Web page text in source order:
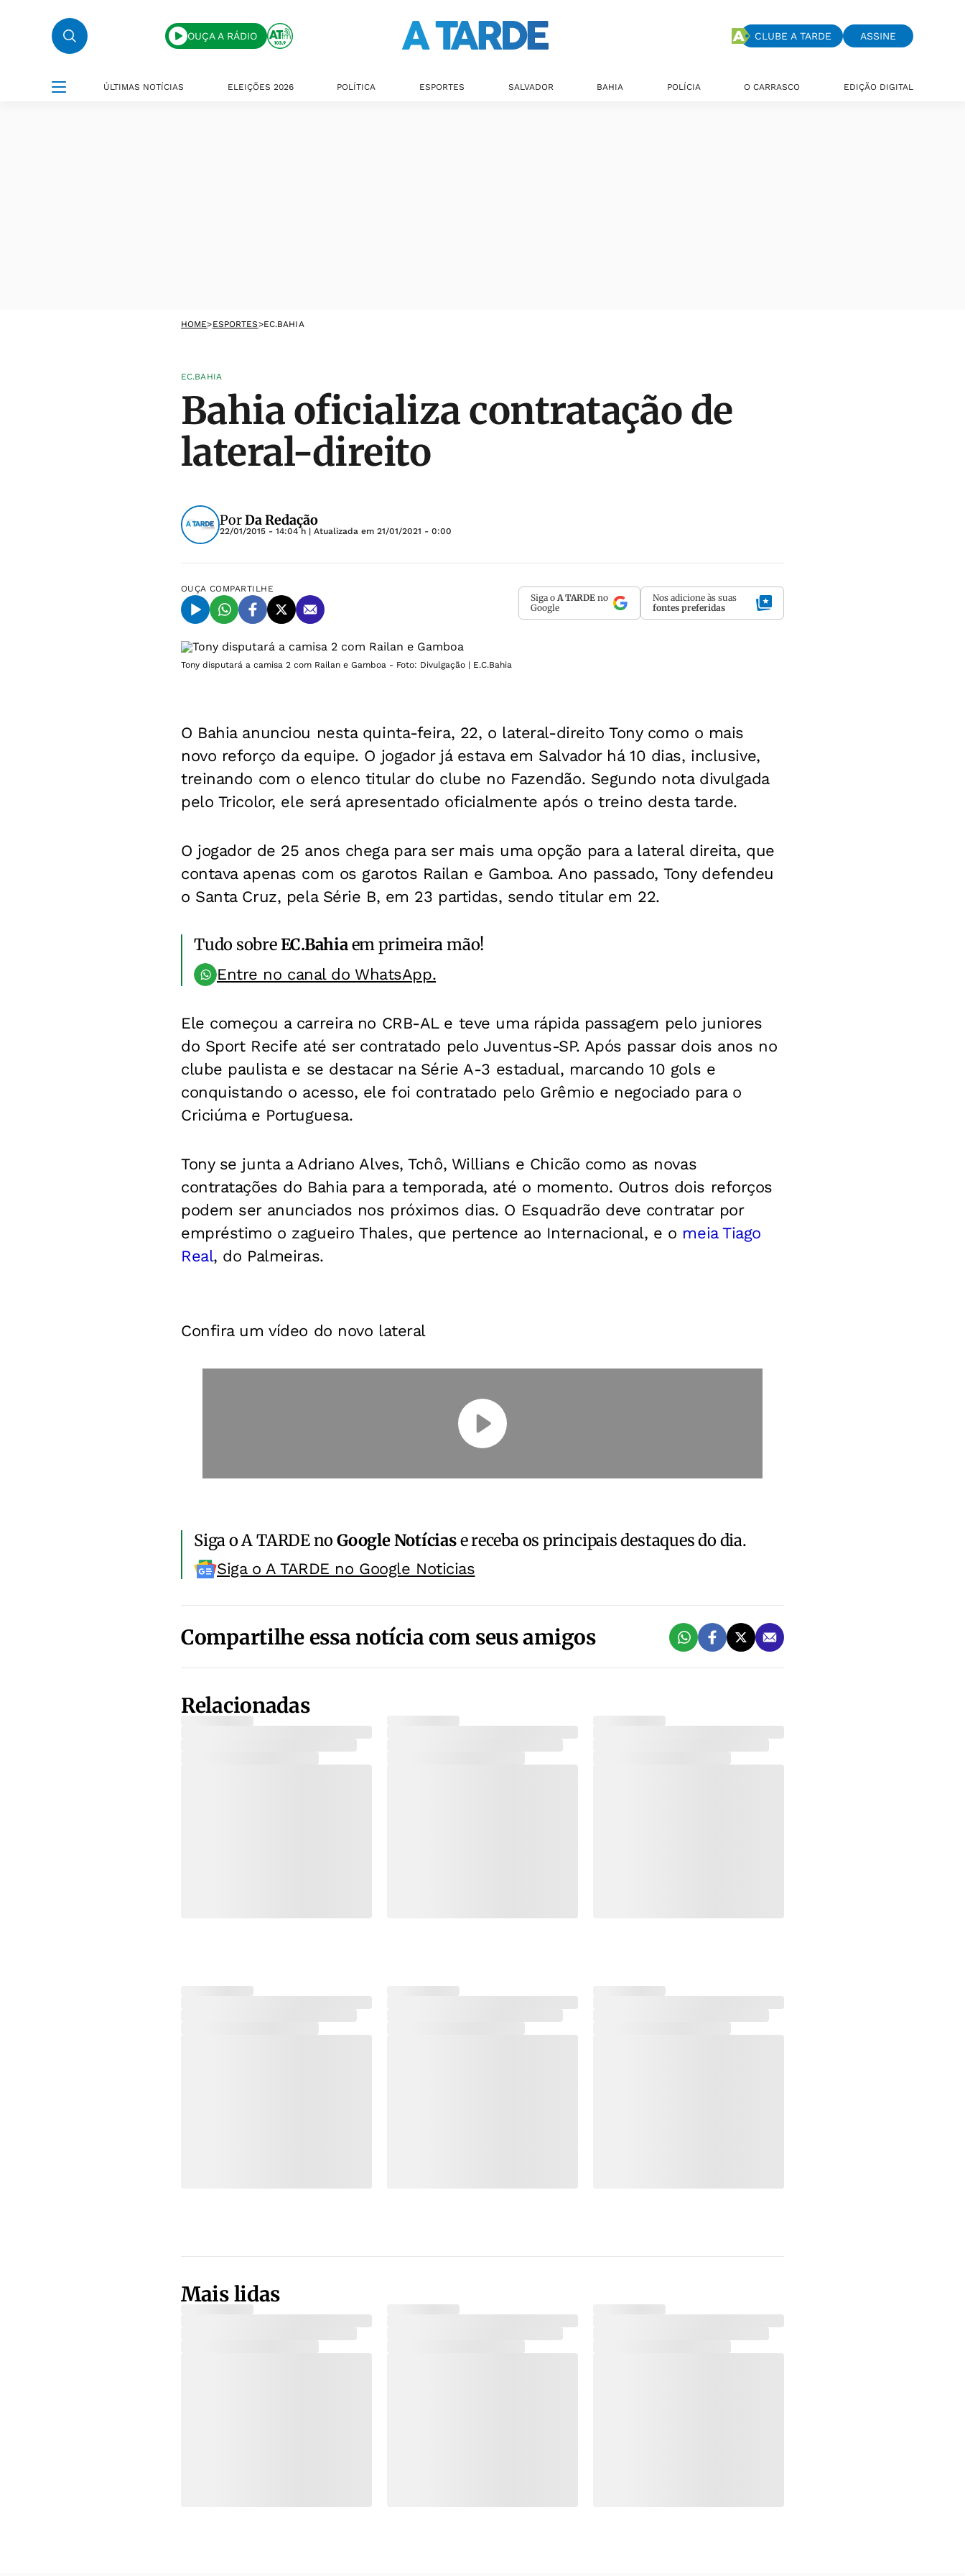
OUÇA A RÁDIO CLUBE A TARDE ASSINE
ÚLTIMAS NOTÍCIAS ELEIÇÕES 2026 POLÍTICA ESPORTES SALVADOR BAHIA POLÍCIA O CARRASCO EDIÇÃO DIGITAL
HOME>ESPORTES>EC.BAHIA
EC.BAHIA
Bahia oficializa contratação de
lateral-direito
PorDa Redação
22/01/2015 - 14:04 h | Atualizada em 21/01/2021 - 0:00
OUÇA COMPARTILHE
Siga o A TARDE no
Google
Nos adicione às suas
fontes preferidas
Tony disputará a camisa 2 com Railan e Gamboa - Foto: Divulgação | E.C.Bahia
O Bahia anunciou nesta quinta-feira, 22, o lateral-direito Tony como o mais
novo reforço da equipe. O jogador já estava em Salvador há 10 dias, inclusive,
treinando com o elenco titular do clube no Fazendão. Segundo nota divulgada
pelo Tricolor, ele será apresentado oficialmente após o treino desta tarde.
O jogador de 25 anos chega para ser mais uma opção para a lateral direita, que
contava apenas com os garotos Railan e Gamboa. Ano passado, Tony defendeu
o Santa Cruz, pela Série B, em 23 partidas, sendo titular em 22.
Tudo sobreEC.Bahiaem primeira mão!
Entre no canal do WhatsApp.
Ele começou a carreira no CRB-AL e teve uma rápida passagem pelo juniores
do Sport Recife até ser contratado pelo Juventus-SP. Após passar dois anos no
clube paulista e se destacar na Série A-3 estadual, marcando 10 gols e
conquistando o acesso, ele foi contratado pelo Grêmio e negociado para o
Criciúma e Portuguesa.
Tony se junta a Adriano Alves, Tchô, Willians e Chicão como as novas
contratações do Bahia para a temporada, até o momento. Outros dois reforços
podem ser anunciados nos próximos dias. O Esquadrão deve contratar por
empréstimo o zagueiro Thales, que pertence ao Internacional, e o meia Tiago
Real, do Palmeiras.
Confira um vídeo do novo lateral
Siga o A TARDE noGoogle Notíciase receba os principais destaques do dia.
Siga o A TARDE no Google Noticias
Compartilhe essa notícia com seus amigos
Relacionadas
Mais lidas